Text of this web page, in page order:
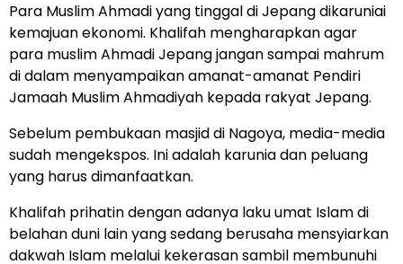
Para Muslim Ahmadi yang tinggal di Jepang dikaruniai
kemajuan ekonomi. Khalifah mengharapkan agar
para muslim Ahmadi Jepang jangan sampai mahrum
di dalam menyampaikan amanat-amanat Pendiri
Jamaah Muslim Ahmadiyah kepada rakyat Jepang.
Sebelum pembukaan masjid di Nagoya, media-media
sudah mengekspos. Ini adalah karunia dan peluang
yang harus dimanfaatkan.
Khalifah prihatin dengan adanya laku umat Islam di
belahan duni lain yang sedang berusaha mensyiarkan
dakwah Islam melalui kekerasan sambil membunuhi